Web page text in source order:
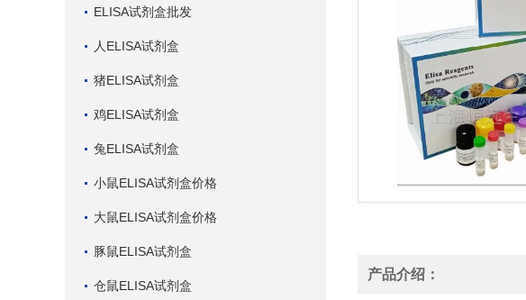
ELISA试剂盒批发
人ELISA试剂盒
猪ELISA试剂盒
鸡ELISA试剂盒
兔ELISA试剂盒
小鼠ELISA试剂盒价格
大鼠ELISA试剂盒价格
豚鼠ELISA试剂盒
仓鼠ELISA试剂盒
产品介绍：